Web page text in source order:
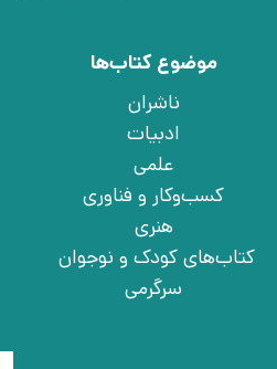
موضوع کتاب‌ها
ناشران
ادبیات
علمی
کسب‌وکار و فناوری
هنری
کتاب‌های کودک و نوجوان
سرگرمی